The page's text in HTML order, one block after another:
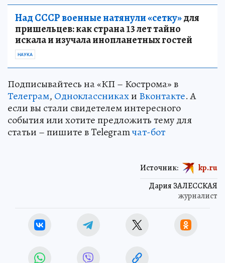
Над СССР военные натянули «сетку»для
пришельцев: как страна 13 лет тайно
искала и изучала инопланетных гостей
НАУКА
Подписывайтесь на «КП – Кострома» в
Телеграм, Одноклассникахи Вконтакте. А
если вы стали свидетелем интересного
события или хотите предложить тему для
статьи – пишите в Telegramчат-бот
Дария ЗАЛЕССКАЯ
журналист
Источник: kp.ru